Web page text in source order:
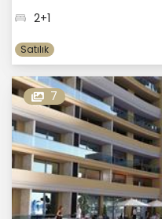
2+1
Satılık
7